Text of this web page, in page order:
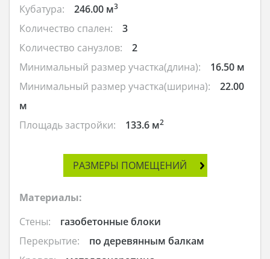
Кубатура: 246.00 м3
Количество спален:
3
Количество санузлов:
2
Минимальный размер участка(длина):
16.50 м
Минимальный размер участка(ширина):
22.00
м
Площадь застройки:
133.6 м2
РАЗМЕРЫ ПОМЕЩЕНИЙ
Материалы:
Стены:
газобетонные блоки
Перекрытие:
по деревянным балкам